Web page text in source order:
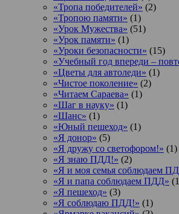
«Тропа победителей» (2)
«Тропою памяти» (1)
«Урок Мужества» (51)
«Урок памяти» (1)
«Уроки безопасности» (15)
«Учебный год впереди –
«Цветы для автоледи» (1)
«Чистое поколение» (2)
«Читаем Сараева» (1)
«Шаг в науку» (1)
«Шанс» (1)
«Юный пешеход» (1)
«Я донор» (5)
«Я дружу со светофором!» (1)
«Я знаю ПДД!» (2)
«Я и моя семья соблюдаем
«Я и папа соблюдаем ПДД»
«Я пешеход» (3)
«Я соблюдаю ПДД!» (1)